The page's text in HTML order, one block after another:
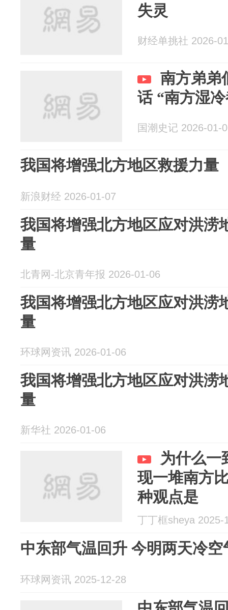
失灵
财经单挑社 2026-
南方弟弟
话 “南方湿
国潮史记 2026-01-
我国将增强北方地区救援力量
新浪财经 2026-01-07
我国将增强北方地区应对洪涝
量
北青网-北京青年报 2026-01-06
我国将增强北方地区应对洪涝
量
环球网资讯 2026-01-06
我国将增强北方地区应对洪涝
量
新华社 2026-01-06
为什么一
现一堆南方
种观点是
丁丁框sheya 2025-
中东部气温回升 今明两天冷
环球网资讯 2025-12-28